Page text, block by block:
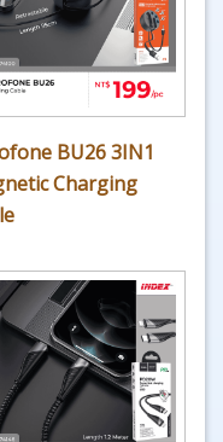
BU26 3IN1
Charging